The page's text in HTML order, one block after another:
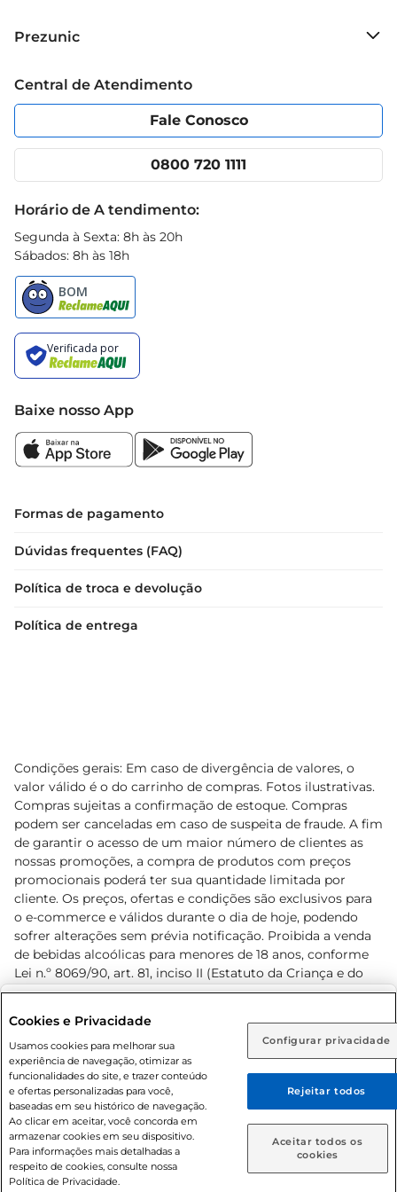
Rio de Janeiro (RJ) Goiás (GO)
Ou
Caso queira comprar online, informe como deseja receber
suas compras:
Entrega em casa Retire em Loja
Grupo Cencosud
Política de Privacidade
Portal do fornecedor
Cencosud Media
Prezunic
Código de Ética
App Prezunic
Central de Atendimento
Fale Conosco
0800 720 1111
Horário de A tendimento:
Segunda à Sexta: 8h às 20h
Sábados: 8h às 18h
Baixe nosso App
Formas de pagamento
Dúvidas frequentes (FAQ)
Política de troca e devolução
Política de entrega
Condições gerais: Em caso de divergência de valores, o
valor válido é o do carrinho de compras. Fotos ilustrativas.
Compras sujeitas a confirmação de estoque. Compras
podem ser canceladas em caso de suspeita de fraude. A fim
de garantir o acesso de um maior número de clientes as
nossas promoções, a compra de produtos com preços
promocionais poderá ter sua quantidade limitada por
cliente. Os preços, ofertas e condições são exclusivos para
o e-commerce e válidos durante o dia de hoje, podendo
sofrer alterações sem prévia notificação. Proibida a venda
de bebidas alcoólicas para menores de 18 anos, conforme
Lei n.º 8069/90, art. 81, inciso II (Estatuto da Criança e do
Adolescente). Preços e condições exclusivos para o
prévio. O valor mínimo para as compras on-line é de R$
80,00.
© 2026 Copyright. Todos os direitos
reservados Prezunic.
Cookies e Privacidade
Usamos cookies para melhorar sua
experiência de navegação, otimizar as
funcionalidades do site, e trazer conteúdo
e ofertas personalizadas para você,
baseadas em seu histórico de navegação.
Ao clicar em aceitar, você concorda em
armazenar cookies em seu dispositivo.
Para informações mais detalhadas a
respeito de cookies, consulte nossa
Política de Privacidade.
Configurar privacidade
Rejeitar todos
Aceitar todos os
cookies